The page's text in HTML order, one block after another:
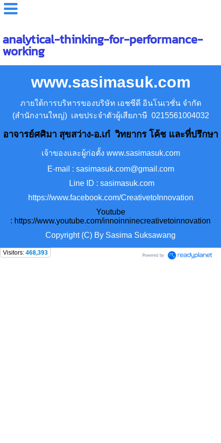
analytical-thinking-for-performance-
working
www.sasimasuk.com
ภายใต้การบริหารของบริษัท เอชซีดี อินโนเวชั่น จำกัด
(สำนักงานใหญ่) เลขประจำตัวผู้เสียภาษี 0215561004032
อาจารย์ศศิมา สุขสว่าง-อ.เก๋ วิทยากร โค้ช และที่ปรึกษา
เจ้าของและผู้ก่อตั้ง www.sasimasuk.com
E-mail : sasimasuk.com@gmail.com
Line ID : sasimasuk.com
https://www.facebook.com/CreativetoInnovation
Youtube
: https://www.youtube.com/innoinninecreativetoinnovation
Copyright (C) By Sasima Suksawang
Visitors: 468,393